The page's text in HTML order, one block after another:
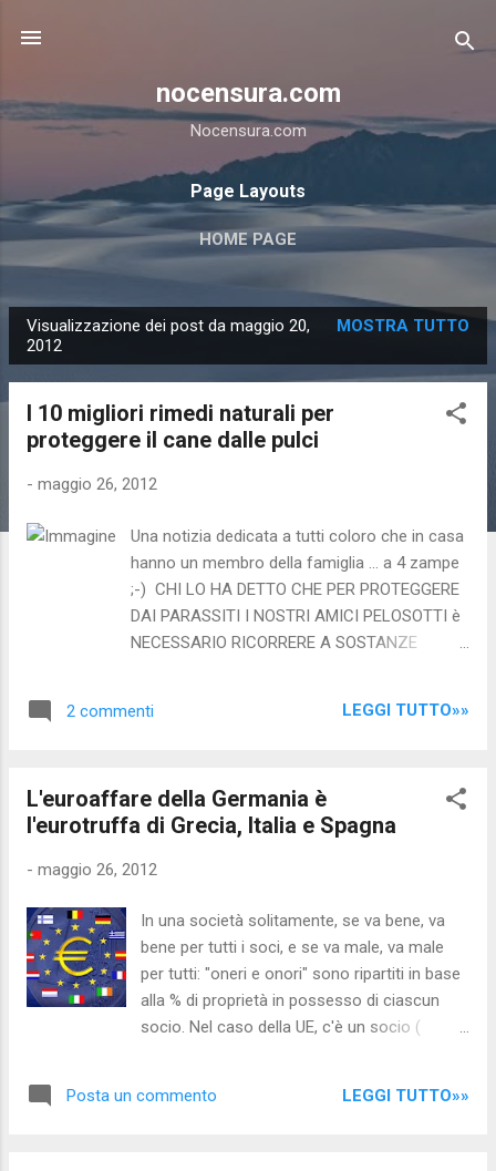
nocensura.com
Nocensura.com
Page Layouts
HOME PAGE
o
Visualizzazione dei post da maggio 20,
2012
MOSTRA TUTTO
I 10 migliori rimedi naturali per
proteggere il cane dalle pulci
- maggio 26, 2012
Una notizia dedicata a tutti coloro che in casa
hanno un membro della famiglia ... a 4 zampe
;-) CHI LO HA DETTO CHE PER PROTEGGERE
DAI PARASSITI I NOSTRI AMICI PELOSOTTI è
NECESSARIO RICORRERE A SOSTANZE
lui?!? Collari antipulci, polverine e altri prodotti
l'ambiente frequentato dal cane: un problema
che si deve porre in particolare chi ha il cane
Anche se in piccole dosi non producono
non sono un "toccasana". Personalmente mi
sono sempre affidato, fino ad oggi, al classico
collare oppure alle gocce cutanee: ma ho
deciso di testare alcuni dei seguenti rimedi,
per verificarne l'efficacia, e vi informerò in
diretta nell'ambito, oppure decide di fare
2 commenti LEGGI TUTTO»»
L'euroaffare della Germania è
l'eurotruffa di Grecia, Italia e Spagna
- maggio 26, 2012
In una società solitamente, se va bene, va
bene per tutti i soci, e se va male, va male
per tutti: "oneri e onori" sono ripartiti in base
alla % di proprietà in possesso di ciascun
socio. Nel caso della UE, c'è un socio (
che pagano per far guadagnare il socio a cui
Posta un commento LEGGI TUTTO»»